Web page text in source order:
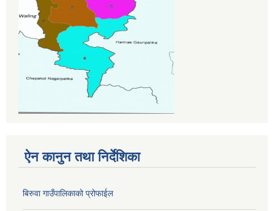
ऐन कानुन तथा निर्देशिका
बिरुवा गाउँपालिकाको प्रोफाईल